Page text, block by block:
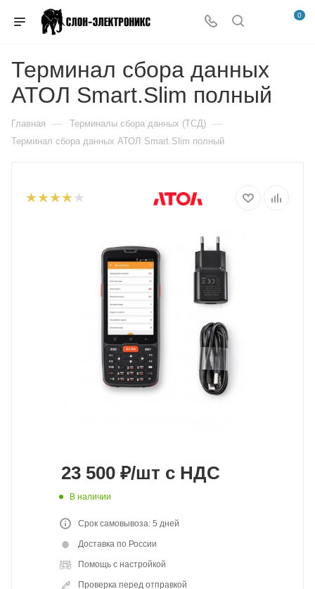
0
Терминал сбора данных
АТОЛ Smart.Slim полный
Главная — Терминалы сбора данных (ТСД) —
Терминал сбора данных АТОЛ Smart.Slim полный
23 500 ₽/шт с НДС
В наличии
Срок самовывоза: 5 дней
Доставка по России
Помощь с настройкой
Проверка перед отправкой